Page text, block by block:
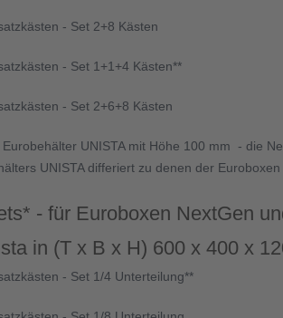
- Set 2+8 Kästen
- Set 1+1+4 Kästen**
- Set 2+6+8 Kästen
UNISTA mit Höhe 100 mm - die
UNISTA differiert zu denen der Euroboxen
- für Euroboxen NextGen
in (T x B x H) 600 x 400 x
- Set 1/4 Unterteilung**